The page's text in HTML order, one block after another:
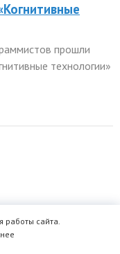
прошли
технологии»
Всесибирской
работы сайта.